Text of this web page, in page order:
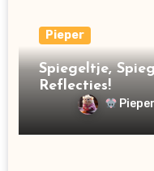
Pieper
Spiegeltje,
Reflecties!
Pieper